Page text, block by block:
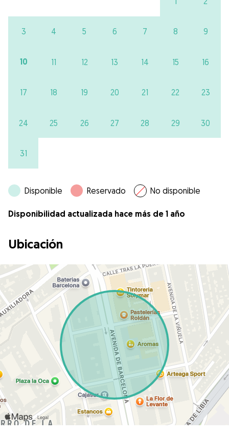
3 4 5 6 7 8 9
10 11 12 13 14 15 16
17 18 19 20 21 22 23
24 25 26 27 28 29 30
31
Disponible Reservado No disponible
Disponibilidad actualizada hace más de 1 año
Ubicación